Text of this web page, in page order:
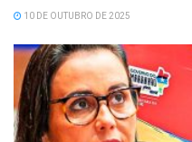
10 DE OUTUBRO DE 2025